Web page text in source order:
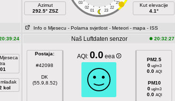
Azimut
292.5° ZSZ
03
21
02
22
01 23
Kut elevacije
4.1°
Info o Mjesecu - Polarna svjetlost - Meteori - mapa - ISS
kol
Naš Luftdaten senzor 20:32:27
Postaja:
#42098
DK
(55.9,8.52)
AQI: 0.0 eea
PM2.5
0ug/m3
0.0 AQI
PM10
0ug/m3
0.0 AQI